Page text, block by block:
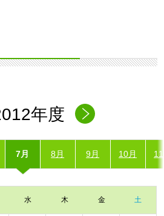
年度
7月 8月 9月 10月
水 木 金 土